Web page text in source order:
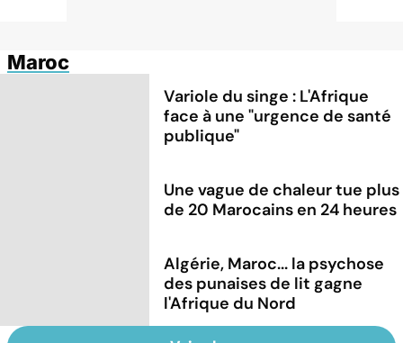
Maroc
Variole du singe : L'Afrique
face à une "urgence de santé
publique"
Une vague de chaleur tue plus
de 20 Marocains en 24 heures
Algérie, Maroc... la psychose
des punaises de lit gagne
l'Afrique du Nord